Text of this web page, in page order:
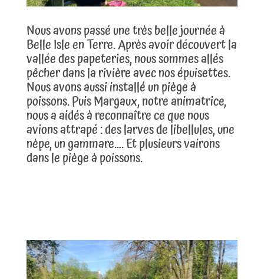
Nous avons passé une très belle journée à
Belle Isle en Terre. Après avoir découvert la
vallée des papeteries, nous sommes allés
pêcher dans la rivière avec nos épuisettes.
Nous avons aussi installé un piège à
poissons. Puis Margaux, notre animatrice,
nous a aidés à reconnaître ce que nous
avions attrapé : des larves de libellules, une
nèpe, un gammare…. Et plusieurs vairons
dans le piège à poissons.